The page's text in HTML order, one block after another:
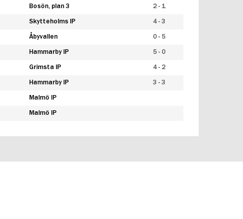
Bosön, plan 3 2 - 1
Skytteholms IP 4 - 3
Åbyvallen 0 - 5
Hammarby IP 5 - 0
Grimsta IP 4 - 2
Hammarby IP 3 - 3
Malmö IP
Malmö IP